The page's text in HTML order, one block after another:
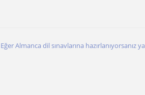
Eğer Almanca dil sınavlarına hazırlanıyorsanız